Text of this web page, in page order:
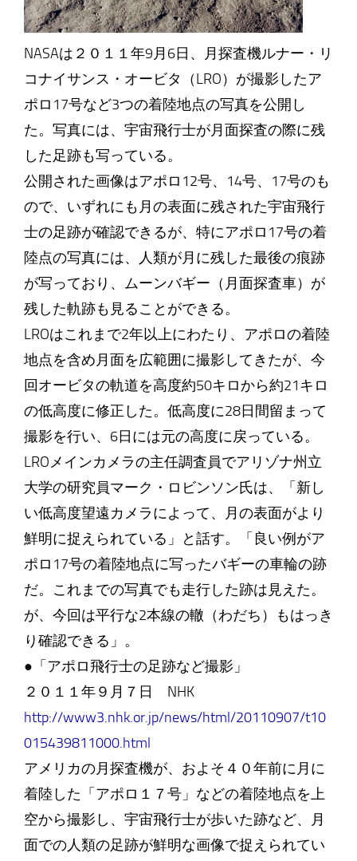
NASAは２０１１年9月6日、月探査機ルナー・リ
コナイサンス・オービタ（LRO）が撮影したア
ポロ17号など3つの着陸地点の写真を公開し
た。写真には、宇宙飛行士が月面探査の際に残
した足跡も写っている。
公開された画像はアポロ12号、14号、17号のも
ので、いずれにも月の表面に残された宇宙飛行
士の足跡が確認できるが、特にアポロ17号の着
陸点の写真には、人類が月に残した最後の痕跡
が写っており、ムーンバギー（月面探査車）が
残した軌跡も見ることができる。
LROはこれまで2年以上にわたり、アポロの着陸
地点を含め月面を広範囲に撮影してきたが、今
回オービタの軌道を高度約50キロから約21キロ
の低高度に修正した。低高度に28日間留まって
撮影を行い、6日には元の高度に戻っている。
LROメインカメラの主任調査員でアリゾナ州立
大学の研究員マーク・ロビンソン氏は、「新し
い低高度望遠カメラによって、月の表面がより
鮮明に捉えられている」と話す。「良い例がア
ポロ17号の着陸地点に写ったバギーの車輪の跡
だ。これまでの写真でも走行した跡は見えた。
が、今回は平行な2本線の轍（わだち）もはっき
り確認できる」。
●「アポロ飛行士の足跡など撮影」
２０１１年９月７日 NHK
http://www3.nhk.or.jp/news/html/20110907/t10
015439811000.html
アメリカの月探査機が、およそ４０年前に月に
着陸した「アポロ１７号」などの着陸地点を上
空から撮影し、宇宙飛行士が歩いた跡など、月
面での人類の足跡が鮮明な画像で捉えられてい